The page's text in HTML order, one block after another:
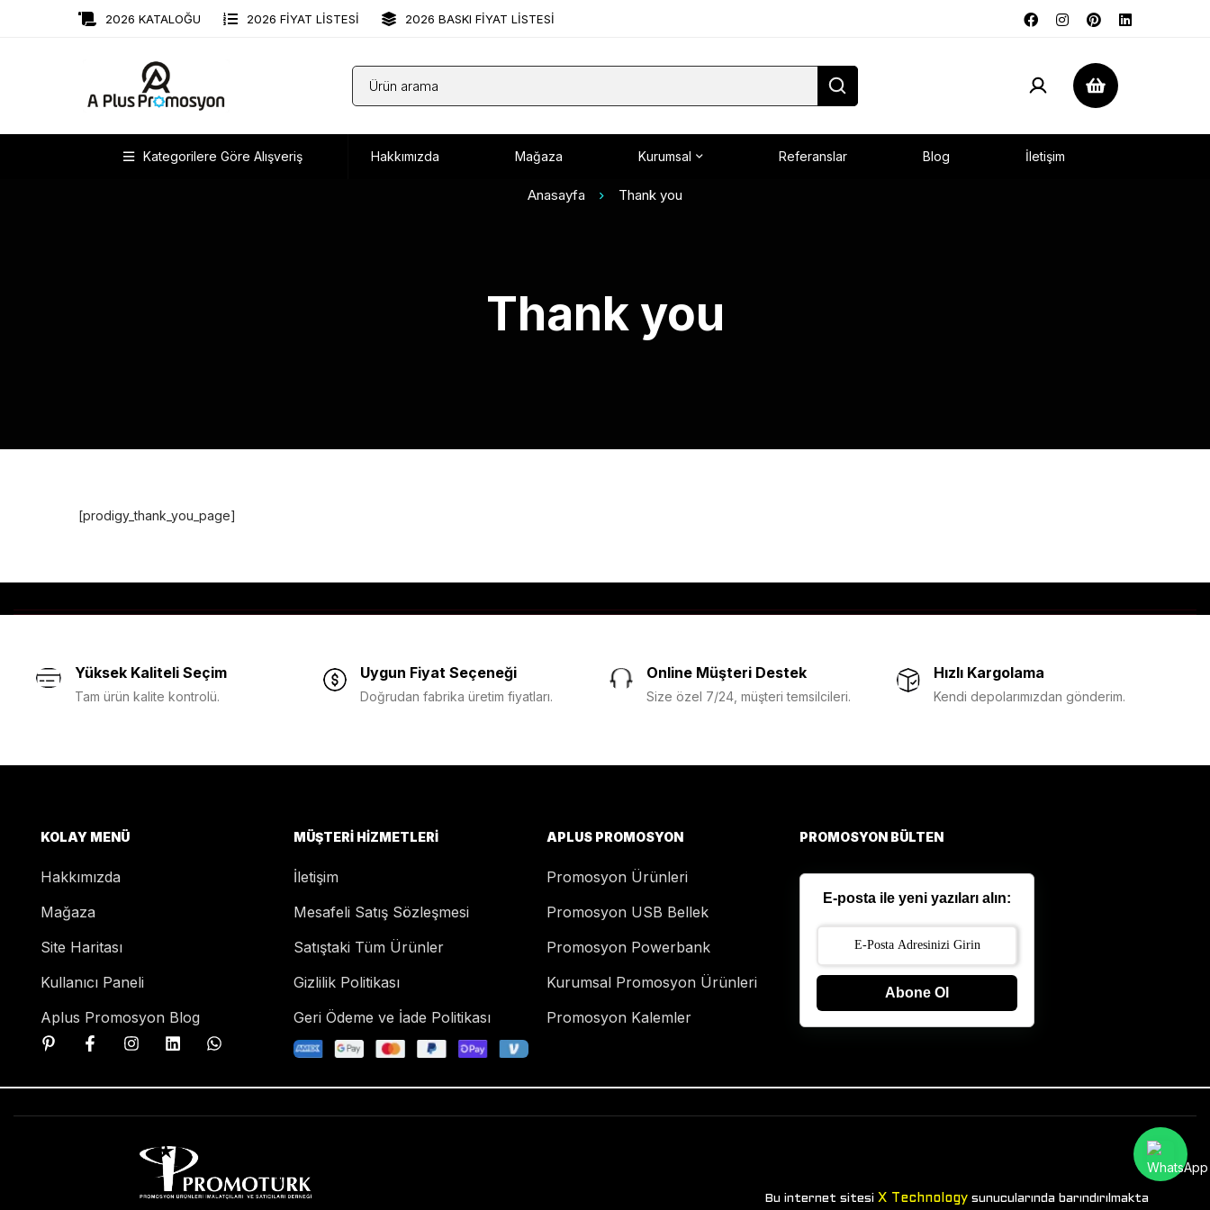
2026 KATALOĞU 2026 FİYAT LİSTESİ 2026 BASKI FİYAT LİSTESİ
Kategorilere Göre Alışveriş Hakkımızda Mağaza Kurumsal Referanslar Blog İletişim
Anasayfa Thank you
Thank you
[prodigy_thank_you_page]
Yüksek Kaliteli Seçim
Tam ürün kalite kontrolü.
Uygun Fiyat Seçeneği
Doğrudan fabrika üretim fiyatları.
Online Müşteri Destek
Size özel 7/24, müşteri temsilcileri.
Hızlı Kargolama
Kendi depolarımızdan gönderim.
KOLAY MENÜ
Hakkımızda
Mağaza
Site Haritası
Kullanıcı Paneli
Aplus Promosyon Blog
MÜŞTERI HIZMETLERI
İletişim
Mesafeli Satış Sözleşmesi
Satıştaki Tüm Ürünler
Gizlilik Politikası
Geri Ödeme ve İade Politikası
APLUS PROMOSYON
Promosyon Ürünleri
Promosyon USB Bellek
Promosyon Powerbank
Kurumsal Promosyon Ürünleri
Promosyon Kalemler
PROMOSYON BÜLTEN
E-posta ile yeni yazıları alın:
Abone Ol
Bu internet sitesi X Technologysunucularında barındırılmakta